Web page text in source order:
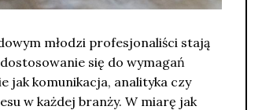
młodzi profesjonaliści stają
się do wymagań
jak komunikacja, analityka czy
w każdej branży. W miarę jak